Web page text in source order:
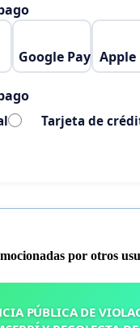
Google Pay Apple
Tarjeta de
por otros
PÚBLICA DE